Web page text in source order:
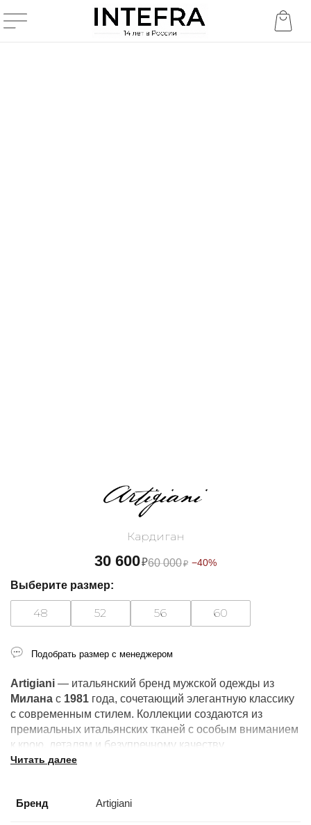
Кардиган
30 600₽60 000₽ −40%
Artigiani — итальянский бренд мужской одежды из
Милана с 1981 года, сочетающий элегантную классику
с современным стилем. Коллекции создаются из
премиальных итальянских тканей с особым вниманием
к крою, деталям и безупречному качеству.
Читать далее
Бренд Artigiani
Выберите размер:
48 52 56 60
Подобрать размер с менеджером